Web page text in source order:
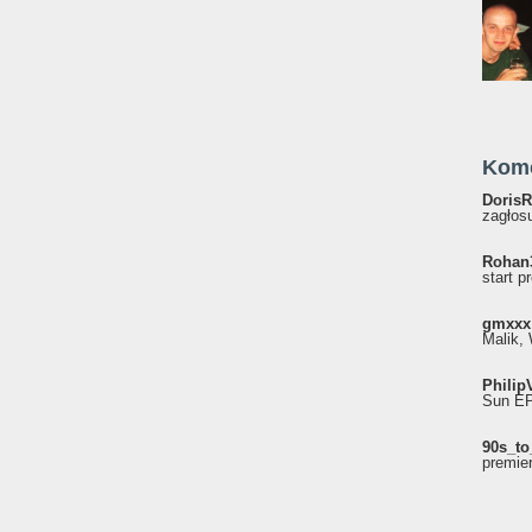
start
gmxxx
Malik,
Sun